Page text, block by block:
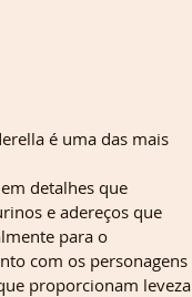
é uma das mais
detalhes que
e adereços que
para o
com os personagens
proporcionam leveza